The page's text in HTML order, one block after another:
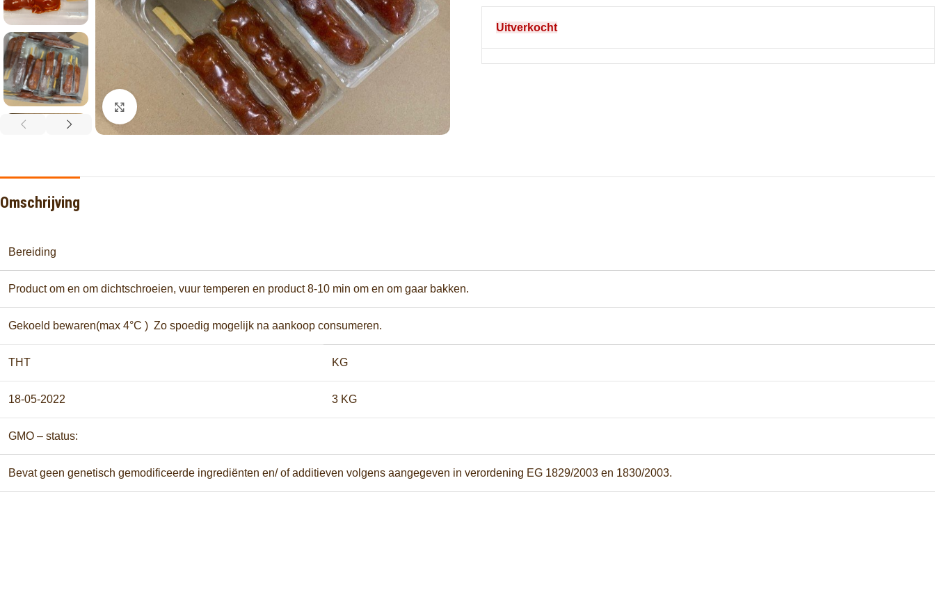
Click to enlarge
Uitverkocht
Omschrijving
Bereiding
Product om en om dichtschroeien, vuur temperen en product 8-10 min om en om gaar bakken.
Gekoeld bewaren(max 4°C ) Zo spoedig mogelijk na aankoop consumeren.
THT KG
18-05-2022 3 KG
GMO – status:
Bevat geen genetisch gemodificeerde ingrediënten en/ of additieven volgens aangegeven in verordening EG 1829/2003 en 1830/2003.